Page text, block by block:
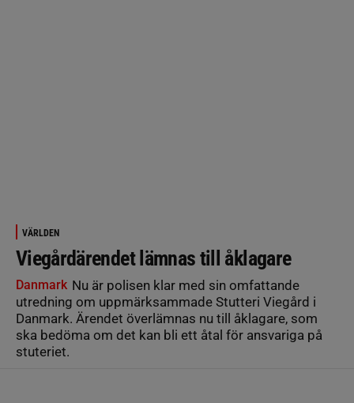
VÄRLDEN
Viegårdärendet lämnas till åklagare
Danmark Nu är polisen klar med sin omfattande
utredning om uppmärksammade Stutteri Viegård i
Danmark. Ärendet överlämnas nu till åklagare, som
ska bedöma om det kan bli ett åtal för ansvariga på
stuteriet.